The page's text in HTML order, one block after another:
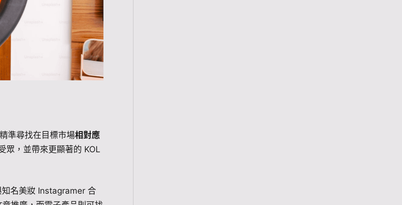
精準尋找在目標市場相對應
眾，並帶來更顯著的 KOL
知名美妝 Instagramer 合